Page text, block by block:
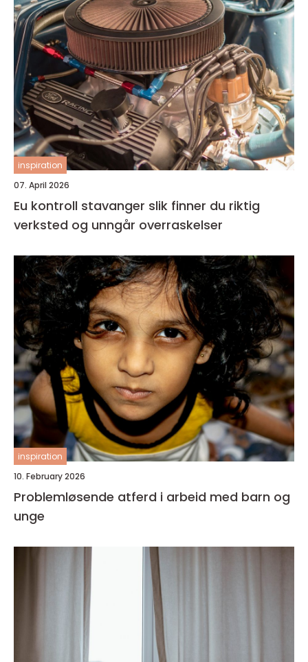
inspiration
07. April 2026
Eu kontroll stavanger slik finner du riktig
verksted og unngår overraskelser
inspiration
10. February 2026
Problemløsende atferd i arbeid med barn og
unge